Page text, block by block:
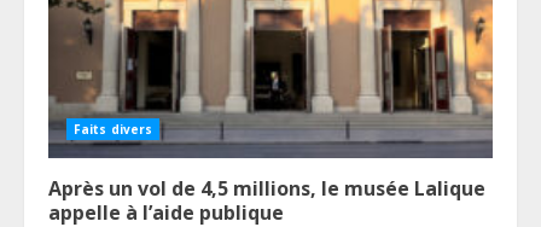
Faits divers
Après un vol de 4,5 millions, le musée Lalique
appelle à l’aide publique